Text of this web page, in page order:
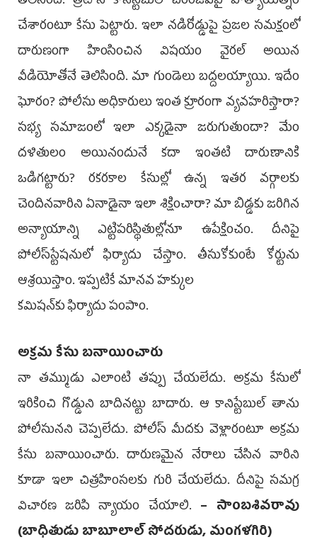
చేశారంటూ కేసు పెట్టారు. ఇలా నడిరోడ్డుపై ప్రజల సమక్షంలో
దారుణంగా హింసించిన విషయం వైరల్‌ అయిన
వీడియోతోనే తెలిసింది. మా గుండెలు బద్దలయ్యాయి. ఇదేం
ఘోరం? పోలీసు అధికారులు ఇంత క్రూరంగా వ్యవహరిస్తారా?
సభ్య సమాజంలో ఇలా ఎక్కడైనా జరుగుతుందా? మేం
దళితులం అయినందునే కదా ఇంతటి దారుణానికి
ఒడిగట్టారు? రకరకాల కేసుల్లో ఉన్న ఇతర వర్గాలకు
చెందినవారిని ఏనాడైనా ఇలా శిక్షించారా? మా బిడ్డకు జరిగిన
అన్యాయాన్ని ఎట్టిపరిస్థితుల్లోనూ ఉపేక్షించం. దీనిపై
పోలీస్‌స్టేషనులో ఫిర్యాదు చేస్తాం. తీసుకోకుంటే కోర్టును
ఆశ్రయిస్తాం. ఇప్పటికే మానవ హక్కుల
కమిషన్‌కు ఫిర్యాదు పంపాం.
అక్రమ కేసు బనాయించారు
నా తమ్ముడు ఎలాంటి తప్పు చేయలేదు. అక్రమ కేసులో
ఇరికించి గొడ్డుని బాదినట్టు బాదారు. ఆ కానిస్టేబుల్‌ తాను
పోలీసునని చెప్పలేదు. పోలీస్‌ మీదకు వెళ్లారంటూ అక్రమ
కేసు బనాయించారు. దారుణమైన నేరాలు చేసిన వారిని
కూడా ఇలా చిత్రహింసలకు గురి చేయలేదు. దీనిపై సమగ్ర
విచారణ జరిపి న్యాయం చేయాలి. – సాంబశివరావు
(బాధితుడు బాబూలాల్‌ సోదరుడు, మంగళగిరి)